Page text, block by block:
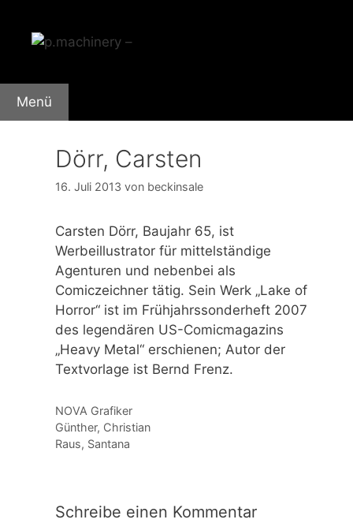
Inhalt
springen
Menü
Dörr, Carsten
16. Juli 2013 von beckinsale
Carsten Dörr, Baujahr 65, ist
Werbeillustrator für mittelständige
Agenturen und nebenbei als
Comiczeichner tätig. Sein Werk „Lake of
Horror“ ist im Frühjahrssonderheft 2007
des legendären US-Comicmagazins
„Heavy Metal“ erschienen; Autor der
Textvorlage ist Bernd Frenz.
Kategorien
NOVA Grafiker
Günther, Christian
Raus, Santana
Schreibe einen Kommentar